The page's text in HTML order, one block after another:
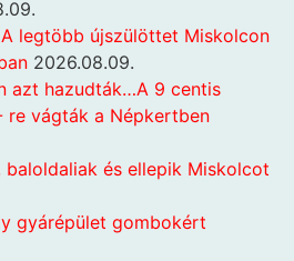
legtöbb újszülöttet Miskolcon
2026.08.09.
azt hazudták…A 9 centis
re vágták a Népkertben
baloldaliak és ellepik Miskolcot
gyárépület gombokért